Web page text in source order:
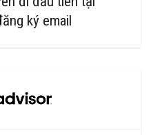
ký email